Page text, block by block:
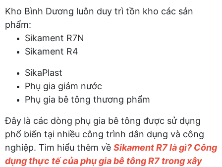
Kho Bình Dương luôn duy trì tồn kho các sản
phẩm:
Sikament R7N
Sikament R4
SikaPlast
Phụ gia giảm nước
Phụ gia bê tông thương phẩm
Đây là các dòng phụ gia bê tông được sử dụng
phổ biến tại nhiều công trình dân dụng và công
nghiệp. Tìm hiểu thêm về Sikament R7 là gì? Công
dụng thực tế của phụ gia bê tông R7 trong xây